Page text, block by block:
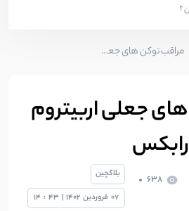
مراقب توکن‌ های جعلی اربیتروم باشید | اخبار رابکس
جعلی اربیتروم
رابکس
638
بلاکچین
07 فروردین 1402
|
43
:
14